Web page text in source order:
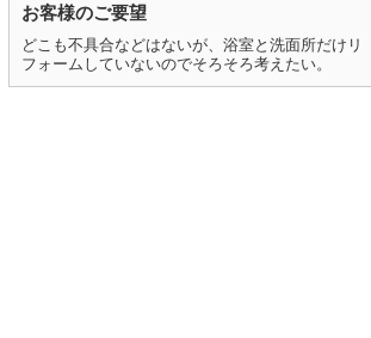
お客様のご要望
どこも不具合などはないが、浴室と洗面所だけリ
フォームしていないのでそろそろ考えたい。